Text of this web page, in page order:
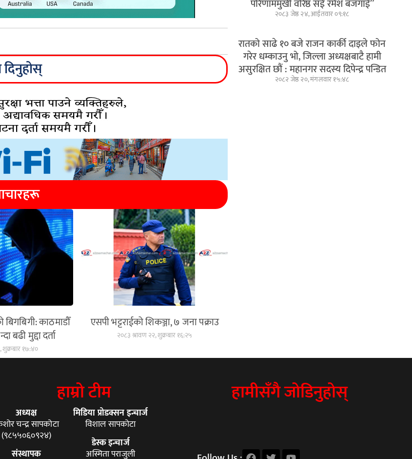
दिनुहोस्
काठमाडौँ
बढी मुद्दा दर्ता
शुक्रबार १७:४०
एसपी भट्टराईको शिकञ्जा, ७ जना पक्राउ
२०८३ श्रावण २२, शुक्रबार १६:२५
परिणाममुखी वरिष्ठ सई रमेश बजगाई”
२०८३ जेष्ठ २४, आईतवार ०९:१८
रातको साढे १० बजे राजन कार्की दाइले फोन
गरेर धम्काउनु भो, जिल्ला अध्यक्षबाटै हामी
असुरक्षित छौं : महानगर सदस्य दिपेन्द्र पन्डित
२०८२ जेष्ठ २०, मंगलवार १५:४८
हाम्रो टीम
अध्यक्ष
चन्द्र सापकोटा
(९८५५०६०९२४)
संस्थापक
मिडिया प्रोडक्सन इन्चार्ज
विशाल सापकोटा
डेस्क इन्चार्ज
अस्मिता पराजुली
हामीसँगै जोडिनुहोस्